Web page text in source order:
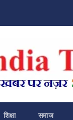
शिक्षा समाज